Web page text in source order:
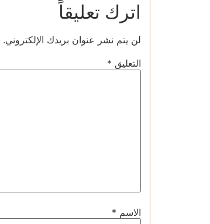
اترك تعليقاً
لن يتم نشر عنوان بريدك الإلكتروني.
التعليق *
الاسم *